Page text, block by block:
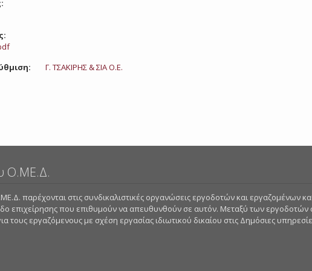
Γ. ΤΣΑΚΙΡΗΣ & ΣΙΑ Ο.Ε.
Ο.ΜΕ.Δ.
παρέχονται στις συνδικαλιστικές οργανώσεις εργοδοτών και εργαζομένων
επιχείρησης που επιθυμούν να απευθυνθούν σε αυτόν. Μεταξύ των εργοδοτών
τους εργαζόμενους με σχέση εργασίας ιδιωτικού δικαίου στις Δημόσιες